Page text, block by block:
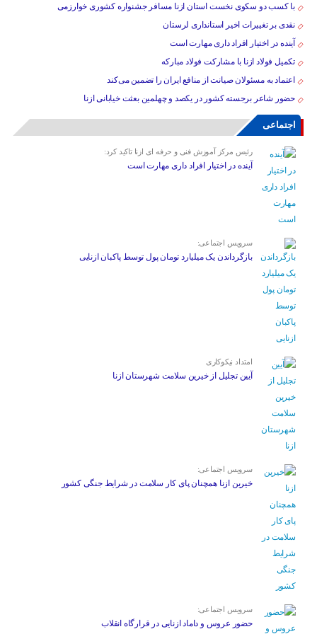
با کسب دو سکوی نخست استان ازنا مسافر جشنواره کشوری خوارزمی
نقدی بر تغییرات اخیر استانداری لرستان
آینده در اختیار افراد داری مهارت است
تکمیل فولاد ازنا با مشارکت فولاد مبارکه
اعتماد به مسئولان صیانت از منافع ایران را تضمین می‌کند
حضور شاعر برجسته کشور در یکصد و چهلمین بعثت خیابانی ازنا
اجتماعی
رئیس مرکز آموزش فنی و حرفه ای ازنا تاکید کرد:
آینده در اختیار افراد داری مهارت است
سرویس اجتماعی:
بازگرداندن یک میلیارد تومان پول توسط پاکبان ازنایی
امتداد نیکوکاری
آیین تجلیل از خیرین سلامت شهرستان ازنا
سرویس اجتماعی:
خیرین ازنا همچنان پای کار سلامت در شرایط جنگی کشور
سرویس اجتماعی:
حضور عروس و داماد ازنایی در قرارگاه انقلاب